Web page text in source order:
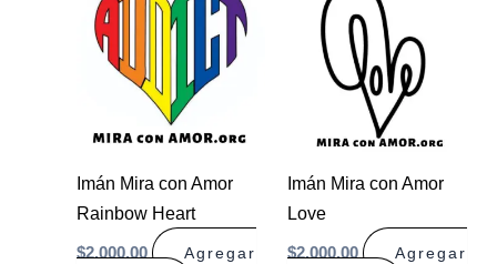
Imán Mira con Amor
Rainbow Heart
$2.000,00
Agregar
Imán Mira con Amor
Love
$2.000,00
Agregar